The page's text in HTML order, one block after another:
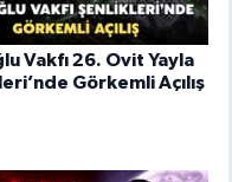
Vakfı 26. Ovit Yayla
Görkemli Açılış